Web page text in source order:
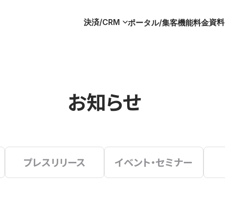
決済/CRM ポータル/集客機能料金資料
お知らせ
プレスリリース イベント・セミナー